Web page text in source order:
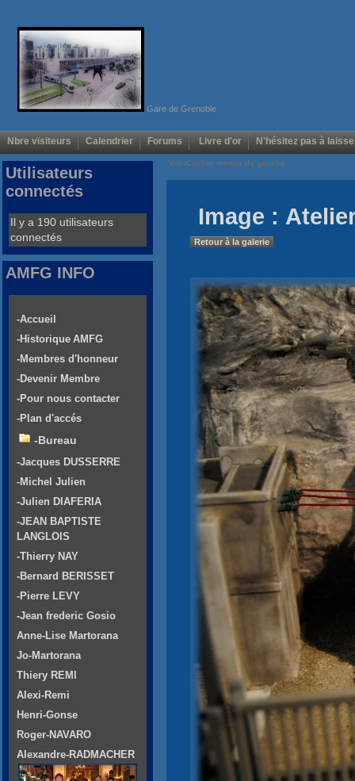
Gare de Grenoble
Nbre visiteurs Calendrier Forums Livre d'or N'hésitez pas à
Voir/Cacher menus de gauche
Image :
Retour à la galerie
Utilisateurs
connectés
Il y a 190 utilisateurs
connectés
AMFG INFO
-Accueil
-Historique AMFG
-Membres d'honneur
-Devenir Membre
-Pour nous contacter
-Plan d'accés
-Bureau
-Jacques DUSSERRE
-Michel Julien
-Julien DIAFERIA
-JEAN BAPTISTE
LANGLOIS
-Thierry NAY
-Bernard BERISSET
-Pierre LEVY
-Jean frederic Gosio
Anne-Lise Martorana
Jo-Martorana
Thiery REMI
Alexi-Remi
Henri-Gonse
Roger-NAVARO
Alexandre-RADMACHER